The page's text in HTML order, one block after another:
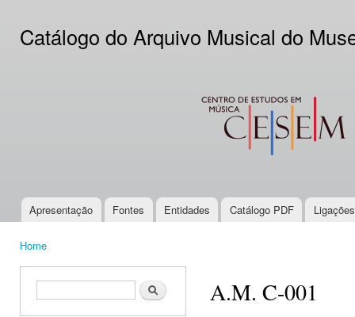
Catálogo do Arquivo Musical do
CESEM
Main menu
Apresentação Fontes Entidades Catálogo PDF
Home
Search form Search A.M. C-001